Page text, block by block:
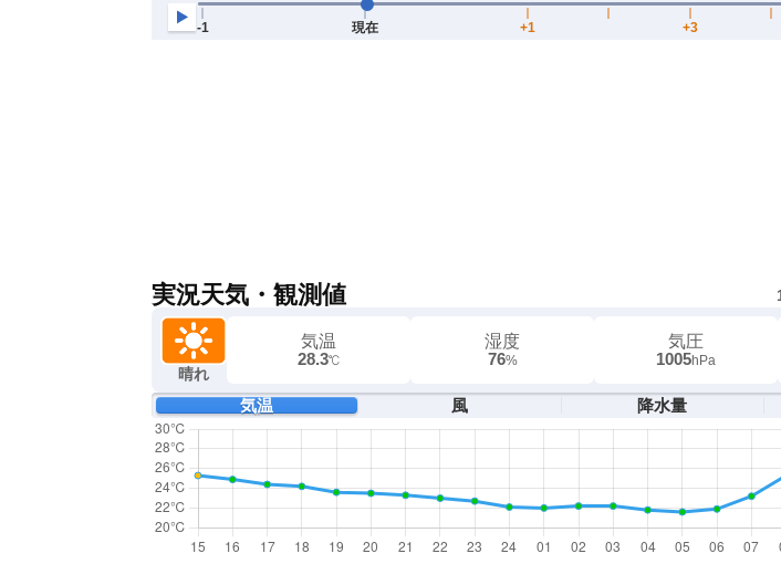
実況天気・観測値
晴れ
気温
28.3℃
湿度
76%
気圧
1005hPa
気温 風 降水量